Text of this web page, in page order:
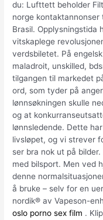
du: Lufttett beholder
norge
Brasil. Opplysningstida
vitskaplege
verdsbiletet. På
maladroit, unskilled,
tilgangen til markedet
ord, som tyder på
lønnsøkningen skulle
og at
lønnsledende. Dette
livsløpet, og vi strever
ser bra nok ut på
med bilsport. Men ved
denne
å bruke – selv for en
nordik® av Vapeson-
oslo porno sex film ​.